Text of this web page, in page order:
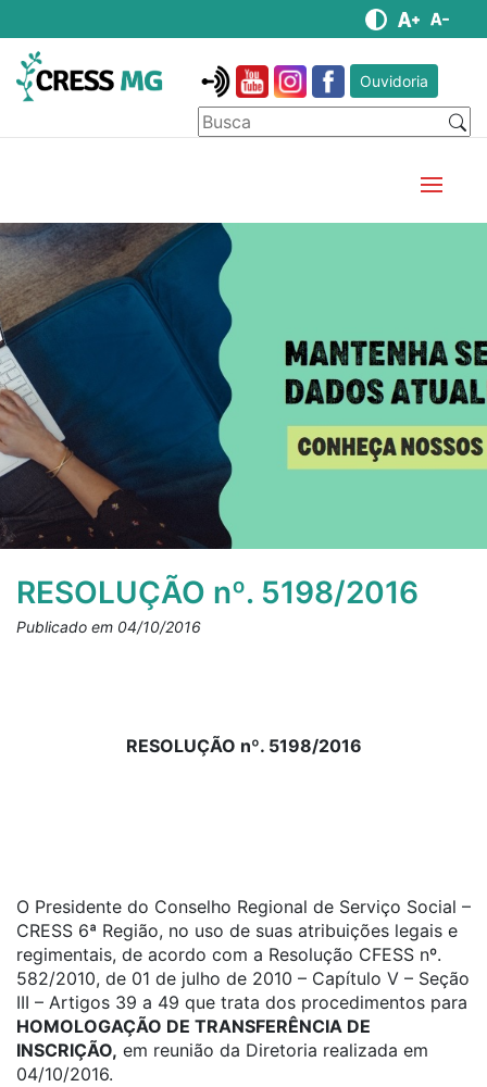
Ouvidoria
RESOLUÇÃO nº. 5198/2016
Publicado em 04/10/2016
RESOLUÇÃO nº. 5198/2016
O Presidente do Conselho Regional de Serviço Social –
CRESS 6ª Região, no uso de suas atribuições legais e
regimentais, de acordo com a Resolução CFESS nº.
582/2010, de 01 de julho de 2010 – Capítulo V – Seção
III – Artigos 39 a 49 que trata dos procedimentos para
HOMOLOGAÇÃO DE TRANSFERÊNCIA DE
INSCRIÇÃO, em reunião da Diretoria realizada em
04/10/2016.